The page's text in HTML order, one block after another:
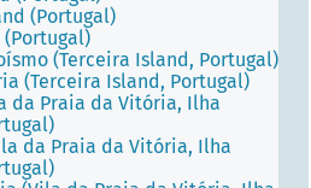
(Portugal)
(Terceira Island, Portugal)
(Terceira Island, Portugal)
da Praia da Vitória, Ilha
da Praia da Vitória, Ilha